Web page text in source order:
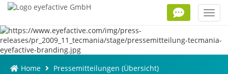
Home Pressemitteilungen (Übersicht)